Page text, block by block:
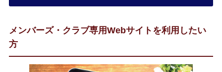
メンバーズ・クラブ専用Webサイトを利用したい
方